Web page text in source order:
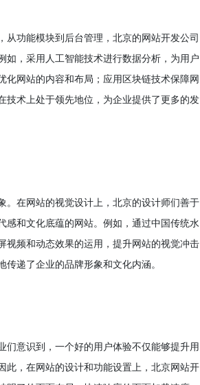
功能模块到后台管理，北京的网站开发公司
如，采用人工智能技术进行数据分析，为用户
化网站的内容和布局；应用区块链技术保障网
技术上处于领先地位，为企业提供了更多的发
。在网站的视觉设计上，北京的设计师们善于
感和文化底蕴的网站。例如，通过中国传统水
视频和动态效果的运用，提升网站的视觉冲击
递了企业的品牌形象和文化内涵。
们意识到，一个好的用户体验不仅能够提升用
此，在网站的设计和功能设置上，北京网站开